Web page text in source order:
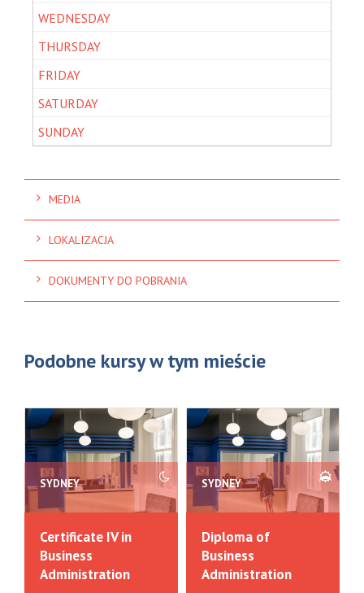
MEDIA
LOKALIZACJA
DOKUMENTY DO POBRANIA
Podobne kursy w tym mieście
SYDNEY
Certificate IV in
Business
Administration
SYDNEY
Diploma of
Business
Administration